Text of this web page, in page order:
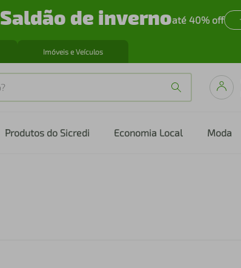
Saldão de invernoaté 40% off
Imóveis e Veículos
Produtos do Sicredi Economia Local Moda